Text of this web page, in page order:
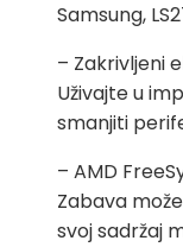
je:
Samsung,
– Zakrivljeni
Uživajte u
smanjiti
– AMD
Zabava
svoj sadržaj